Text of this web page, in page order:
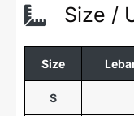
Size /
Size
S